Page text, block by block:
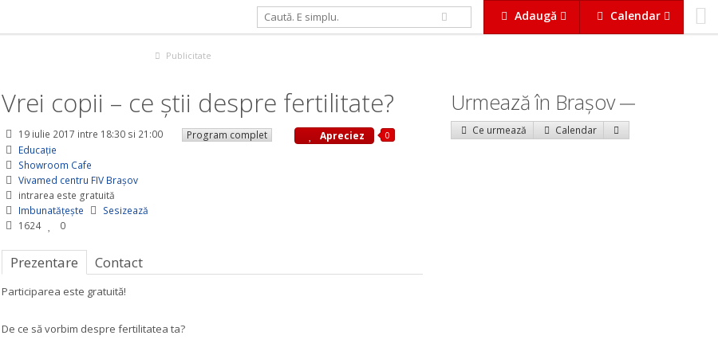
Adaugă Calendar
Publicitate
Vrei copii – ce știi despre fertilitate?
19 iulie 2017 intre 18:30 si 21:00
Program complet
Educaţie
Showroom Cafe
Vivamed centru FIV Brașov
intrarea este gratuită
Imbunatățește
Sesizează
1624
0
Apreciez 0
Prezentare Contact
Participarea este gratuită!
De ce să vorbim despre fertilitatea ta?
Urmează în Braşov
Ce urmează Calendar